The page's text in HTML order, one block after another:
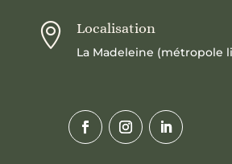
 Localisation
La Madeleine (métropole